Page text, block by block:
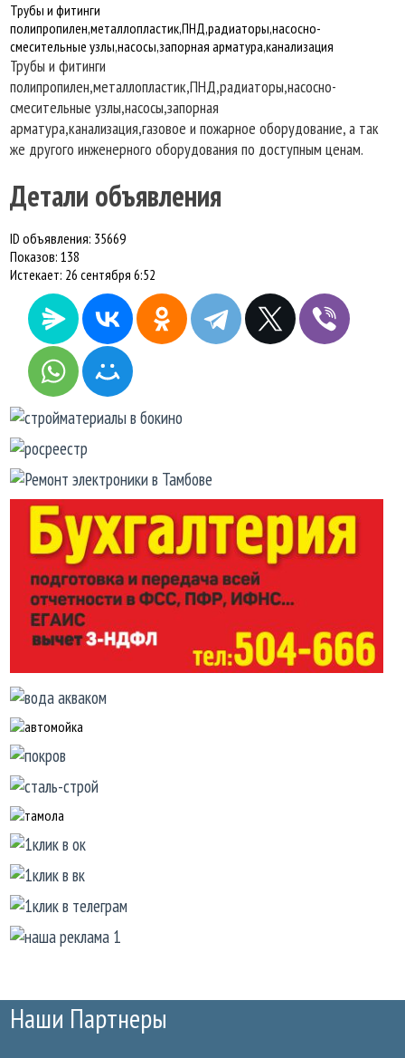
Трубы и фитинги
полипропилен,металлопластик,ПНД,радиаторы,насосно-
смесительные узлы,насосы,запорная арматура,канализация
Трубы и фитинги
полипропилен,металлопластик,ПНД,радиаторы,насосно-
смесительные узлы,насосы,запорная
арматура,канализация,газовое и пожарное оборудование, а так
же другого инженерного оборудования по доступным ценам.
Детали объявления
ID объявления: 35669
Показов: 138
Истекает: 26 сентября 6:52
Наши Партнеры